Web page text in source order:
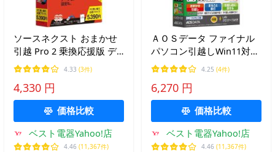
ソースネクスト おまかせ
引越 Pro 2 乗換応援版 デ
ータ移行ソフト
4.33 (3件)
4,330 円
価格比較
ベスト電器Yahoo!店
4.46 (11,367件)
ＡＯＳデータ ファイナル
パソコン引越しWin11対応
版 LANクロスケーブル付
FP8-1
4.25 (4件)
6,270 円
価格比較
ベスト電器Yahoo!店
4.46 (11,367件)